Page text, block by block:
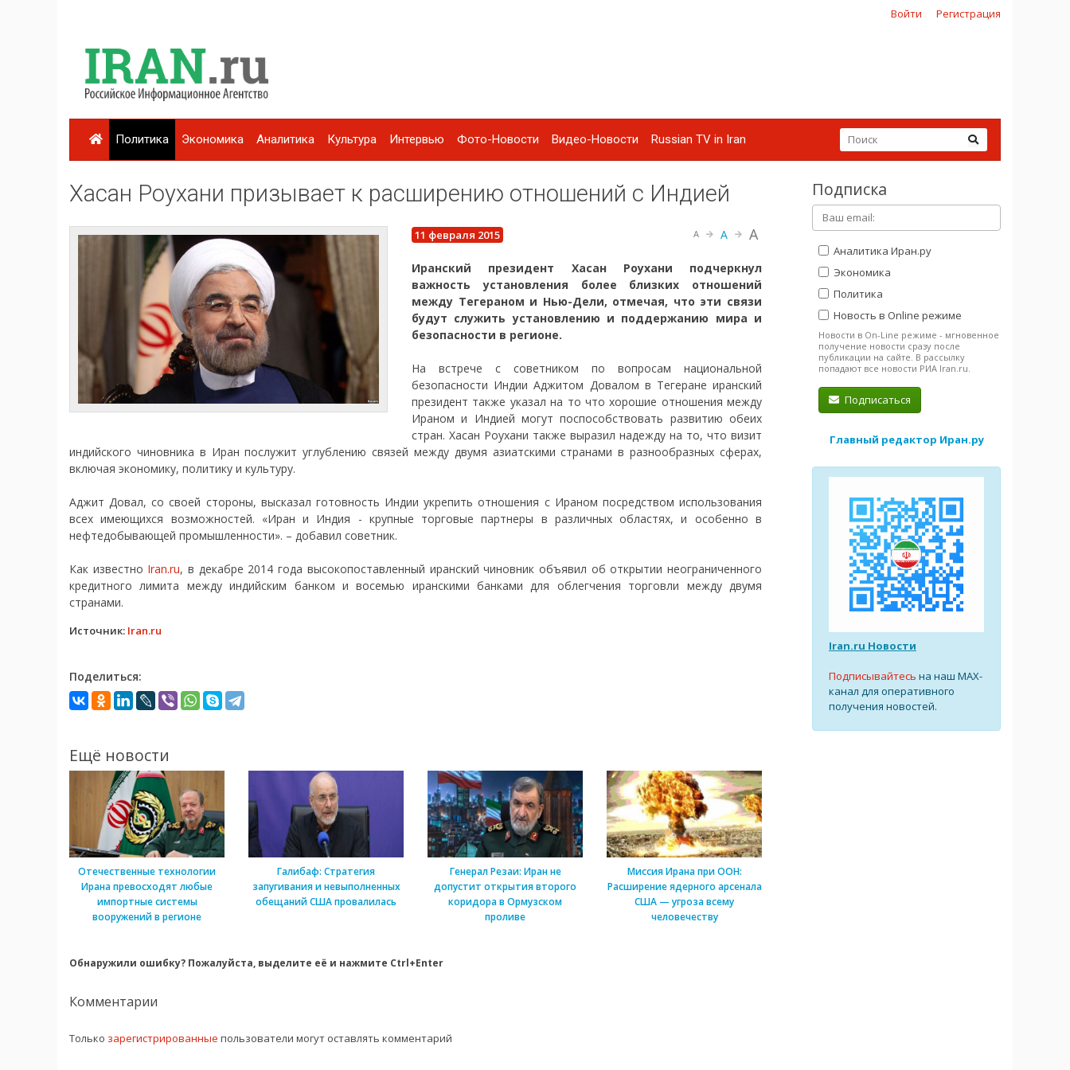
Войти Регистрация
Политика Экономика Аналитика Культура Интервью Фото-Новости Видео-Новости Russian TV in Iran
Хасан Роухани призывает к расширению отношений с Индией
11 февраля 2015 A A A
Иранский президент Хасан Роухани подчеркнул
важность установления более близких отношений
между Тегераном и Нью-Дели, отмечая, что эти связи
будут служить установлению и поддержанию мира и
безопасности в регионе.
На встрече с советником по вопросам национальной
безопасности Индии Аджитом Довалом в Тегеране иранский
президент также указал на то что хорошие отношения между
Ираном и Индией могут поспособствовать развитию обеих
стран. Хасан Роухани также выразил надежду на то, что визит
индийского чиновника в Иран послужит углублению связей между двумя азиатскими странами в разнообразных сферах,
включая экономику, политику и культуру.
Аджит Довал, со своей стороны, высказал готовность Индии укрепить отношения с Ираном посредством использования
всех имеющихся возможностей. «Иран и Индия - крупные торговые партнеры в различных областях, и особенно в
нефтедобывающей промышленности». – добавил советник.
Как известно Iran.ru, в декабре 2014 года высокопоставленный иранский чиновник объявил об открытии неограниченного
кредитного лимита между индийским банком и восемью иранскими банками для облегчения торговли между двумя
странами.
Источник: Iran.ru
Поделиться:
Ещё новости
Отечественные технологии
Ирана превосходят любые
импортные системы
вооружений в регионе
Галибаф: Стратегия
запугивания и невыполненных
обещаний США провалилась
Генерал Резаи: Иран не
допустит открытия второго
коридора в Ормузском
проливе
Миссия Ирана при ООН:
Расширение ядерного арсенала
США — угроза всему
человечеству
Обнаружили ошибку? Пожалуйста, выделите её и нажмите Ctrl+Enter
Комментарии
Только зарегистрированные пользователи могут оставлять комментарий
Подписка
Аналитика Иран.ру
Экономика
Политика
Новость в Online режиме
Новости в On-Line режиме - мгновенное
получение новости сразу после
публикации на сайте. В рассылку
попадают все новости РИА Iran.ru.
Подписаться
Главный редактор Иран.ру
Iran.ru Новости
Подписывайтесь на наш MAX-
канал для оперативного
получения новостей.